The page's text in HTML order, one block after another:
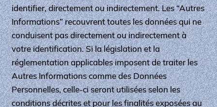
identifier, directement ou indirectement. Les “Autres
Informations” recouvrent toutes les données qui ne
conduisent pas directement ou indirectement à
votre identification. Si la législation et la
réglementation applicables imposent de traiter les
Autres Informations comme des Données
Personnelles, celle-ci seront utilisées selon les
conditions décrites et pour les finalités exposées au